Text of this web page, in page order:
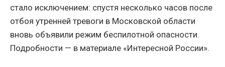
стало исключением: спустя несколько часов после
отбоя утренней тревоги в Московской области
вновь объявили режим беспилотной опасности.
Подробности — в материале «Интересной России».